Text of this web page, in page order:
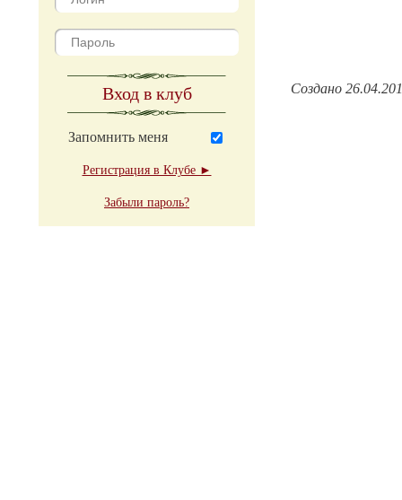
Вход в клуб
Запомнить меня
Регистрация в Клубе ►
Забыли пароль?
Создано